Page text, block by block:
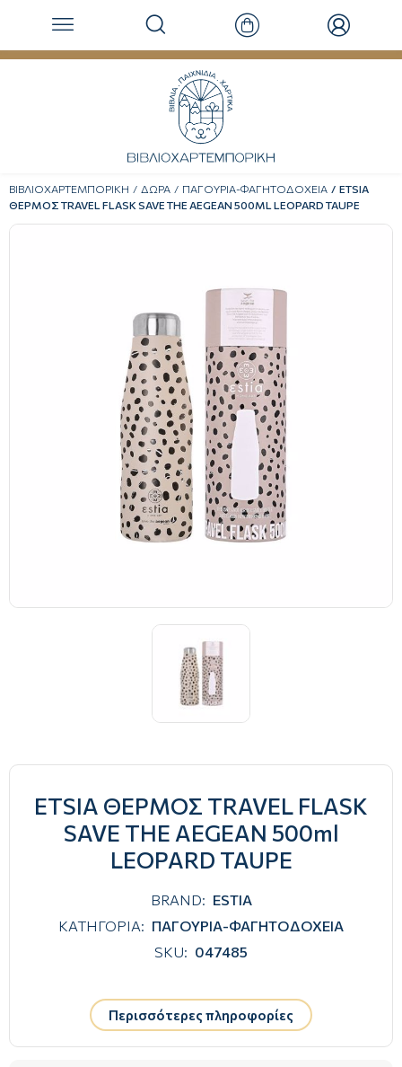
ΒΙΒΛΙΟΧΑΡΤΕΜΠΟΡΙΚΗ ΔΩΡΑ ΠΑΓΟΥΡΙΑ-ΦΑΓΗΤΟΔΟΧΕΙΑ
ETSIA
ΘΕΡΜΟΣ TRAVEL FLASK SAVE THE AEGEAN 500ML LEOPARD TAUPE
ETSIA ΘΕΡΜΟΣ TRAVEL FLASK
SAVE THE AEGEAN 500ml
LEOPARD TAUPE
BRAND: ESTIA
ΚΑΤΗΓΟΡΙΑ: ΠΑΓΟΥΡΙΑ-ΦΑΓΗΤΟΔΟΧΕΙΑ
SKU: 047485
Περισσότερες πληροφορίες